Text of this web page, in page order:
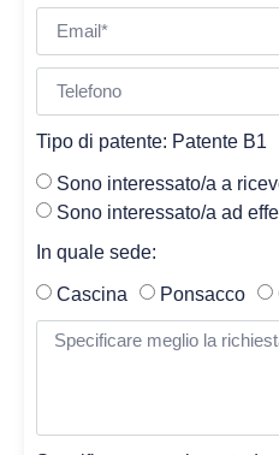
Tipo di patente: Patente B1
Sono interessato/a a
Sono interessato/a ad
In quale sede:
Cascina Ponsacco